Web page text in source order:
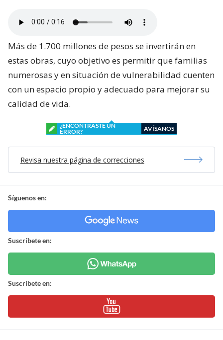
Más de 1.700 millones de pesos se invertirán en
estas obras, cuyo objetivo es permitir que familias
numerosas y en situación de vulnerabilidad cuenten
con un espacio propio y adecuado para mejorar su
calidad de vida.
¿ENCONTRASTE UN
ERROR?
AVÍSANOS
Revisa nuestra página de correcciones
Síguenos en:
Suscríbete en:
Suscríbete en: